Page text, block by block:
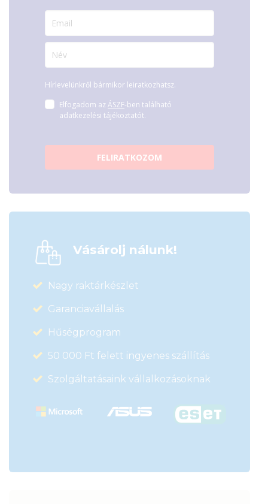
Hírlevelünkről bármikor leiratkozhatsz.
Elfogadom az ÁSZF-ben található
adatkezelési tájékoztatót.
FELIRATKOZOM
Vásárolj nálunk!
Nagy raktárkészlet
Garanciavállalás
Hűségprogram
50 000 Ft felett ingyenes szállítás
Szolgáltatásaink vállalkozásoknak